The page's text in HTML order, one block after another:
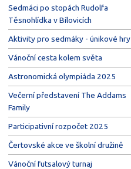
Sedmáci po stopách Rudolfa
Těsnohlídka v Bílovicích
Aktivity pro sedmáky - únikové hry
Vánoční cesta kolem světa
Astronomická olympiáda 2025
Večerní představení The Addams
Family
Participativní rozpočet 2025
Čertovské akce ve školní družině
Vánoční futsalový turnaj